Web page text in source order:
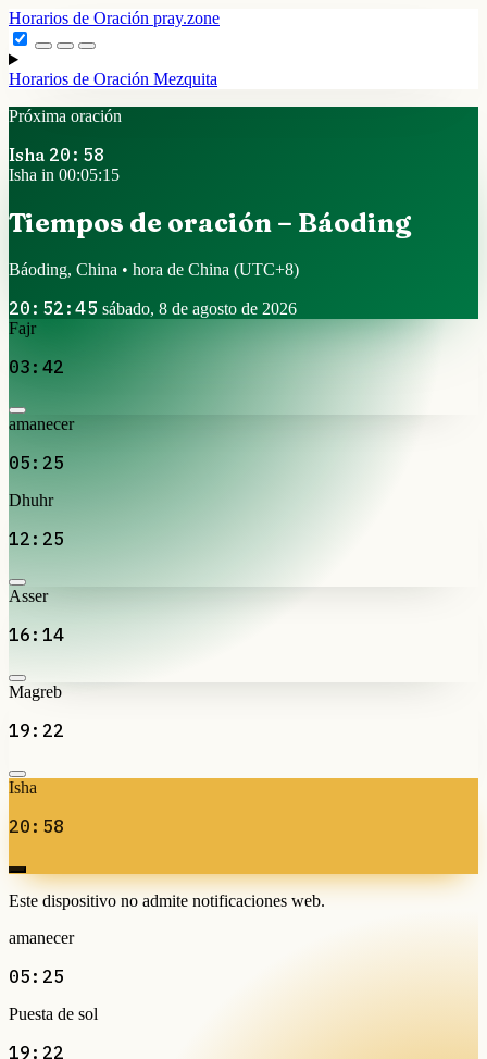
Horarios de Oración pray.zone
Horarios de Oración Mezquita
Próxima oración
Isha 20:58
Isha in 00:05:15
Tiempos de oración – Báoding
Báoding, China • hora de China (UTC+8)
20:52:45 sábado, 8 de agosto de 2026
Fajr
03:42
amanecer
05:25
Dhuhr
12:25
Asser
16:14
Magreb
19:22
Isha
20:58
Este dispositivo no admite notificaciones web.
amanecer
05:25
Puesta de sol
19:22